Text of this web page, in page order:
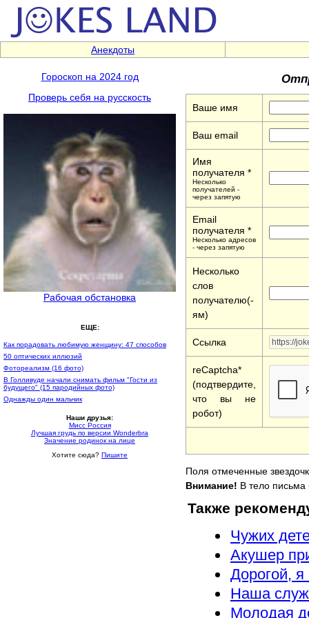
Анекдоты
Гороскоп на 2024 год
Проверь себя на русскость
Рабочая обстановка
ЕЩЕ:
Как порадовать любимую женщину: 47 способов
50 оптических иллюзий
Фотореализм (16 фото)
В Голливуде начали снимать фильм "Гости из
будущего" (15 пародийных фото)
Однажды один мальчик
Наши друзья:
Мисс Россия
Лучшая грудь по версии Wonderbra
Значение родинок на лице
Хотите сюда? Пишите
Ваше имя
Ваш email
Имя
получателя *
Несколько
получателей -
через запятую
Email
получателя *
Несколько адресов
- через запятую
Несколько
слов
получателю(-
ям)
Ссылка
reCaptcha*
(подтвердите,
что вы не
робот)
Поля отмеченные
Внимание! В тело письма
Также
Чужих
Акушер
Дорогой,
Наша
Молодая